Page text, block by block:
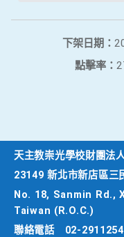
下架日期：
點擊率：
天主教崇光學校財團法
23149 新北市新店區三
No. 18, Sanmin Rd.,
Taiwan (R.O.C.)
聯絡電話
02-